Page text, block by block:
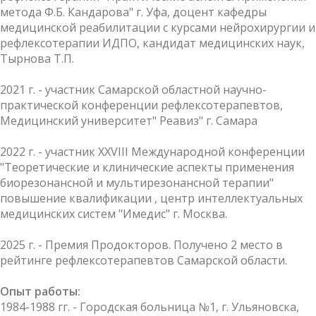
метода Ф.Б. Кандарова" г. Уфа, доцент кафедры
медицинской реабилитации с курсами нейрохирургии и
рефлексотерапии ИДПО, кандидат медицинских наук,
Тырнова Т.П.
2021 г. - участник Самарской областной научно-
практической конференции рефлексотерапевтов,
Медицинский университет" Реавиз" г. Самара
2022 г. - участник XXVIII Международной конференции
"Теоретические и клинические аспекты применения
биорезонансной и мультирезонансной терапии"
повышение квалификации , центр интеллектуальных
медицинских систем "Имедис" г. Москва.
2025 г. - Премия Продокторов. Получено 2 место в
рейтинге рефлексотерапевтов Самарской области.
Опыт работы:
1984-1988 гг. - Городская больница №1, г. Ульяновска,